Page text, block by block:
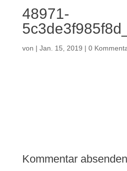
48971-
von | Jan. 15, 2019 | 0
Kommentar absenden